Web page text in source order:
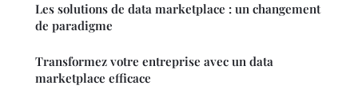
Les solutions de data marketplace : un changement
de paradigme
Transformez votre entreprise avec un data
marketplace efficace